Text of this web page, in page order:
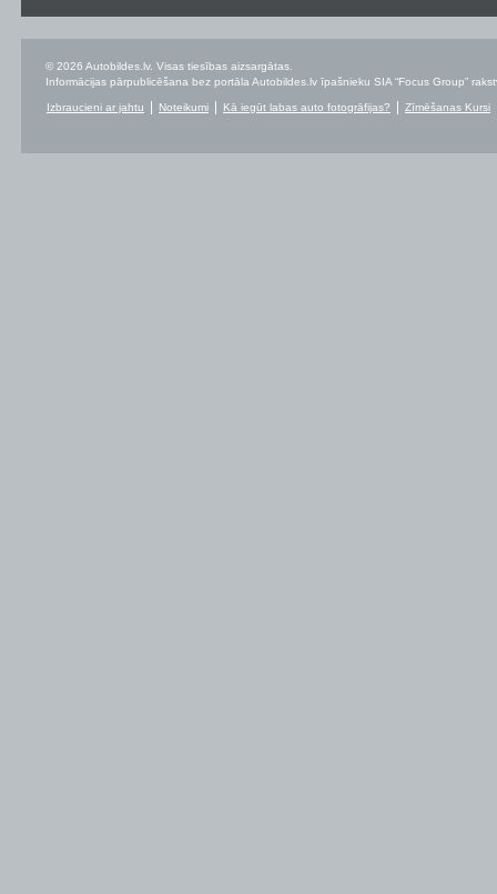
© 2026 Autobildes.lv. Visas tiesības aizsargātas.
Informācijas pārpublicēšana bez portāla Autobildes.lv īpašnieku SIA “Focus Group”
Izbraucieni ar jahtu Noteikumi Kā iegūt labas auto fotogrāfijas? Zīmēšanas Kursi